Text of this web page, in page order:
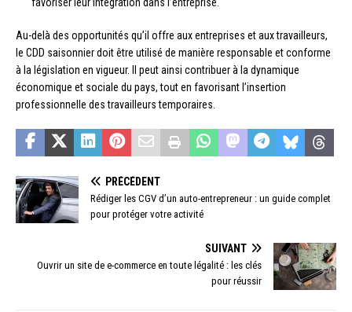
Au-delà des opportunités qu’il offre aux entreprises et aux travailleurs,
le CDD saisonnier doit être utilisé de manière responsable et conforme
à la législation en vigueur. Il peut ainsi contribuer à la dynamique
économique et sociale du pays, tout en favorisant l’insertion
professionnelle des travailleurs temporaires.
PRÉCÉDENT
Rédiger les CGV d’un auto-entrepreneur : un guide complet
pour protéger votre activité
SUIVANT
Ouvrir un site de e-commerce en toute légalité : les clés
pour réussir